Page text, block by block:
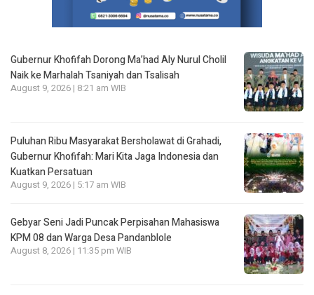
Gubernur Khofifah Dorong Ma’had Aly Nurul Cholil
Naik ke Marhalah Tsaniyah dan Tsalisah
August 9, 2026 | 8:21 am WIB
Puluhan Ribu Masyarakat Bersholawat di Grahadi,
Gubernur Khofifah: Mari Kita Jaga Indonesia dan
Kuatkan Persatuan
August 9, 2026 | 5:17 am WIB
Gebyar Seni Jadi Puncak Perpisahan Mahasiswa
KPM 08 dan Warga Desa Pandanblole
August 8, 2026 | 11:35 pm WIB